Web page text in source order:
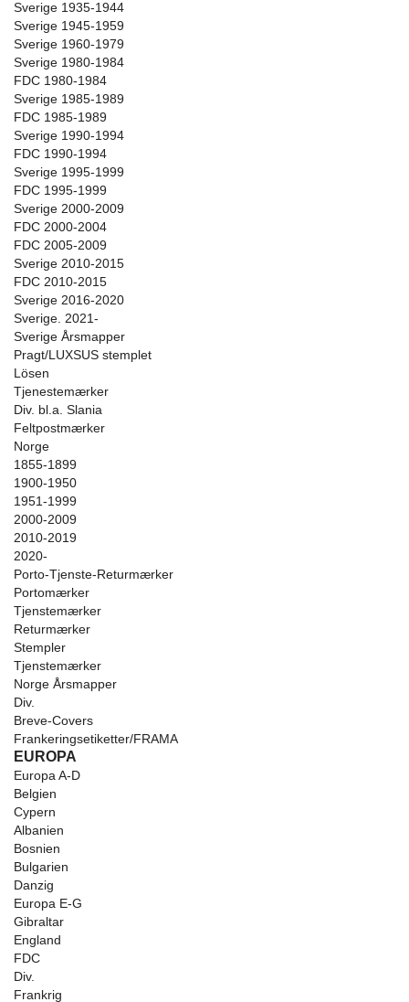
Sverige 1935-1944
Sverige 1945-1959
Sverige 1960-1979
Sverige 1980-1984
FDC 1980-1984
Sverige 1985-1989
FDC 1985-1989
Sverige 1990-1994
FDC 1990-1994
Sverige 1995-1999
FDC 1995-1999
Sverige 2000-2009
FDC 2000-2004
FDC 2005-2009
Sverige 2010-2015
FDC 2010-2015
Sverige 2016-2020
Sverige. 2021-
Sverige Årsmapper
Pragt/LUXSUS stemplet
Lösen
Tjenestemærker
Div. bl.a. Slania
Feltpostmærker
Norge
1855-1899
1900-1950
1951-1999
2000-2009
2010-2019
2020-
Porto-Tjenste-Returmærker
Portomærker
Tjenstemærker
Returmærker
Stempler
Tjenstemærker
Norge Årsmapper
Div.
Breve-Covers
Frankeringsetiketter/FRAMA
EUROPA
Europa A-D
Belgien
Cypern
Albanien
Bosnien
Bulgarien
Danzig
Europa E-G
Gibraltar
England
FDC
Div.
Frankrig